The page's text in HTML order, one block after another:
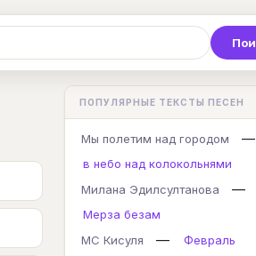
С Т У Ф Х
L M N O P
ПОПУЛЯРНЫЕ ТЕКСТЫ ПЕСЕН
Мы полетим над городом —
в небо над колокольнями
Милана Эдилсултанова
—
Мерза безам
МС Кисуля
—
Февраль